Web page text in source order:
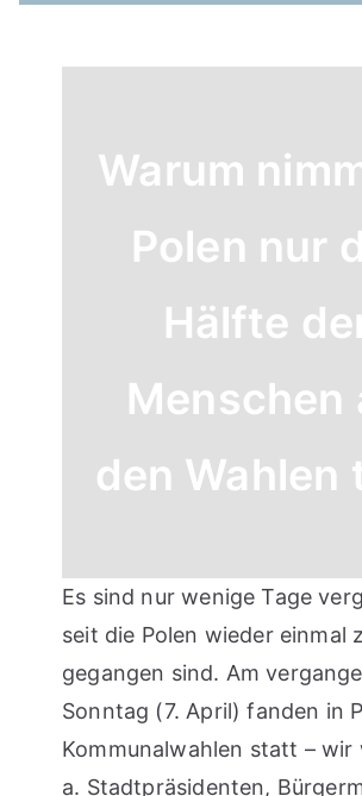
Warum
Polen nur
Hälfte
Menschen
den Wahlen
Es sind nur wenige Tage
seit die Polen wieder einmal
gegangen sind. Am
Sonntag (7. April) fanden in
Kommunalwahlen statt – wir
a. Stadtpräsidenten,